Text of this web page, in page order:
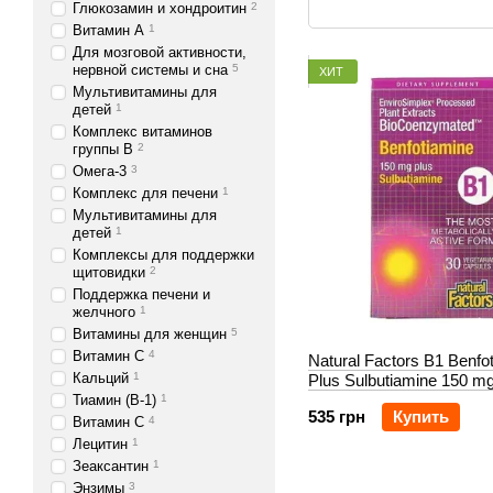
ХИТ
Natural Factors B1
Plus Sulbutiamine 150
535 грн
Купить
Глюкозамин и хондроитин 2
Витамин А 1
Для мозговой активности,
нервной системы и сна 5
Мультивитамины для
детей 1
Комплекс витаминов
группы В 2
Омега-3 3
Комплекс для печени 1
Мультивитамины для
детей 1
Комплексы для поддержки
щитовидки 2
Поддержка печени и
желчного 1
Витамины для женщин 5
Витамин С 4
Кальций 1
Тиамин (В-1) 1
Витамин С 4
Лецитин 1
Зеаксантин 1
Энзимы 3